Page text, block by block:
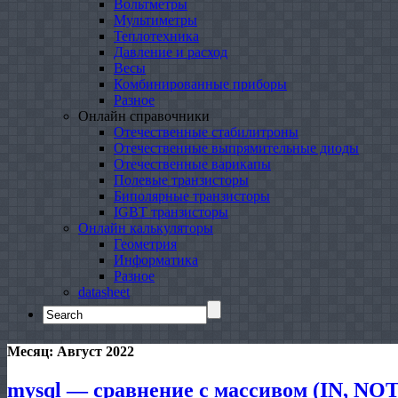
Вольтметры
Мультиметры
Теплотехника
Давление и расход
Весы
Комбинированные приборы
Разное
Онлайн справочники
Отечественные стабилитроны
Отечественные выпрямительные диоды
Отечественные варикапы
Полевые транзисторы
Биполярные транзисторы
IGBT транзисторы
Онлайн калькуляторы
Геометрия
Информатика
Разное
datasheet
Search
for:
Месяц: Август 2022
mysql — сравнение с массивом (IN,